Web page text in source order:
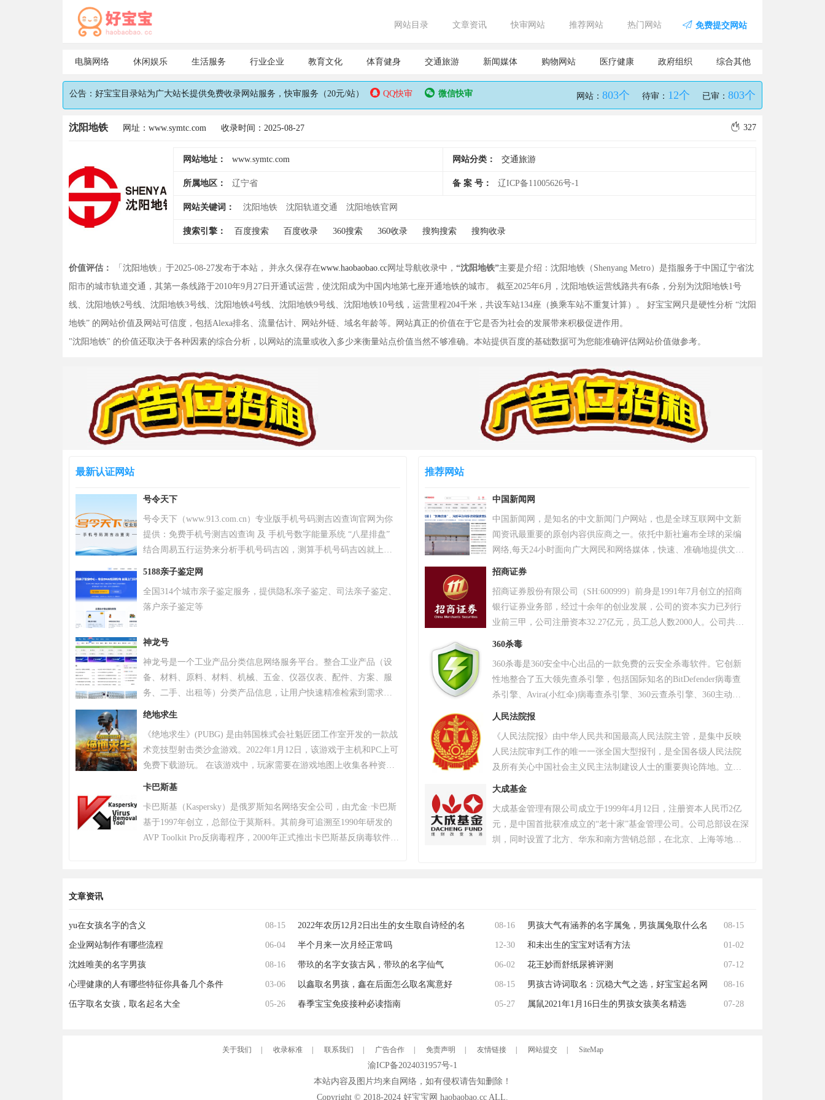
网站目录 文章资讯 快审网站 推荐网站 热门网站 免费提交网站
电脑网络 休闲娱乐 生活服务 行业企业 教育文化 体育健身 交通旅游 新闻媒体 购物网站 医疗健康 政府组织 综合其他
公告：好宝宝目录站为广大站长提供免费收录网站服务，快审服务（20元/站） QQ快审 微信快审 网站： 803个 待审： 12个 已审： 803个
沈阳地铁 网址：www.symtc.com 收录时间：2025-08-27 327
网站地址： www.symtc.com 网站分类： 交通旅游
所属地区： 辽宁省 备 案 号： 辽ICP备11005626号-1
网站关键词： 沈阳地铁 沈阳轨道交通 沈阳地铁官网
搜索引擎： 百度搜索 百度收录 360搜索 360收录 搜狗搜索 搜狗收录
价值评估： 「沈阳地铁」于2025-08-27发布于本站， 并永久保存在www.haobaobao.cc网址导航收录中， “沈阳地铁”主要是介绍：沈阳地铁（Shenyang Metro）是指服务于中国辽宁省沈
阳市的城市轨道交通，其第一条线路于2010年9月27日开通试运营，使沈阳成为中国内地第七座开通地铁的城市。 截至2025年6月，沈阳地铁运营线路共有6条，分别为沈阳地铁1号
线、沈阳地铁2号线、沈阳地铁3号线、沈阳地铁4号线、沈阳地铁9号线、沈阳地铁10号线，运营里程204千米，共设车站134座（换乘车站不重复计算）。 好宝宝网只是硬性分析 “沈阳
地铁” 的网站价值及网站可信度，包括Alexa排名、流量估计、网站外链、域名年龄等。网站真正的价值在于它是否为社会的发展带来积极促进作用。
"沈阳地铁" 的价值还取决于各种因素的综合分析，以网站的流量或收入多少来衡量站点价值当然不够准确。本站提供百度的基础数据可为您能准确评估网站价值做参考。
最新认证网站
号令天下
号令天下（www.913.com.cn）专业版手机号码测吉凶查询官网为你
提供：免费手机号测吉凶查询 及 手机号数字能量系统 “八星排盘”
结合周易五行运势来分析手机号码吉凶，测算手机号码吉凶就上号
令天下官网手机号码测吉凶查询系统，专业最新版、超准，靠谱！
5188亲子鉴定网
全国314个城市亲子鉴定服务，提供隐私亲子鉴定、司法亲子鉴定、
落户亲子鉴定等
神龙号
神龙号是一个工业产品分类信息网络服务平台。整合工业产品（设
备、材料、原料、材料、机械、五金、仪器仪表、配件、方案、服
务、二手、出租等）分类产品信息，让用户快速精准检索到需求产
品信息。同时设有产品排行 榜单、产品品牌、品牌排行、行业专
式宣传企业产品或服务，获得更多商机。
绝地求生
《绝地求生》(PUBG) 是由韩国株式会社魁匠团工作室开发的一款战
术竞技型射击类沙盒游戏。2022年1月12日，该游戏于主机和PC上可
免费下载游玩。 在该游戏中，玩家需要在游戏地图上收集各种资
源，并在不断缩小的安全区域内对抗其他玩家，让自己生存到最后
奖，且打破了7项吉尼斯纪录。 2018年8月9日，《绝地求生》官方宣
布，将开启“百日行动”，进行持续数月的自查运动，为玩家提供一个
更好的游戏体验；11月，有超过200万个账户被冻结。该游戏于2018
（绝地求生）游戏加入 2024沙特电竞世界杯。 2025年12月，入选
卡巴斯基
卡巴斯基（Kaspersky）是俄罗斯知名网络安全公司，由尤金·卡巴斯
基于1997年创立，总部位于莫斯科。其前身可追溯至1990年研发的
AVP Toolkit Pro反病毒程序，2000年正式推出卡巴斯基反病毒软件。
2024年6月遭全面封禁后宣布逐步退出美国市场。公司以“网络免疫”
为愿景，2019年品牌升级后聚焦全球化战略，在中国等重点市场保
持合作，曾中标中央政府采购项目并获2023年世界互联网大会科技
推荐网站
中国新闻网
中国新闻网，是知名的中文新闻门户网站，也是全球互联网中文新
闻资讯最重要的原创内容供应商之一。依托中新社遍布全球的采编
网络,每天24小时面向广大网民和网络媒体，快速、准确地提供文
字、图片、视频等多样化的资讯服务。在新闻报道方面，中新网动
量转载。
招商证券
招商证券股份有限公司（SH:600999）前身是1991年7月创立的招商
银行证券业务部，经过十余年的创业发展，公司的资本实力已列行
业前三甲，公司注册资本32.27亿元，员工总人数2000人。公司共设
有14个部门、在19个城市拥有营业网点31家证券营业部和1家证券服
部管理，成功地防范了各类大的金融风险，在十多年的时间里，形
成了稳健的经营风格，坚持以稳健取胜，在证券市场中赢得了良好
的信誉。公司的电子化技术一直领先，公司推出了支持网上交易的
证券专业网站--招商证券牛网,并获得国内首批网上证券交易资格，
2001年7月，公司推出了第一个多媒体客户服务中心--证券e号通。
2003年5月30日，中国证券业协会授予公司从事代办股份转让主办券
商业务资格。
360杀毒
360杀毒是360安全中心出品的一款免费的云安全杀毒软件。它创新
性地整合了五大领先查杀引擎，包括国际知名的BitDefender病毒查
杀引擎、Avira(小红伞)病毒查杀引擎、360云查杀引擎、360主动防
御引擎以及360第二代QVM人工智能引擎。 360杀毒具有查杀率高、
描，快速、全面地诊断系统安全状况和健康程度，并进行精准修
复，带来安全、专业、有效、新颖的查杀防护体验。其防杀病毒能
力得到多个国际权威安全软件评测机构认可，荣获多项国际权威认
证。据艾瑞咨询数据显示，360杀毒月度用户量已突破3.7亿，一直稳
居安全查杀软件市场份额头名。
人民法院报
《人民法院报》由中华人民共和国最高人民法院主管，是集中反映
人民法院审判工作的唯一一张全国大型报刊，是全国各级人民法院
及所有关心中国社会主义民主法制建设人士的重要舆论阵地。立足
法院，面向社会，融党性、法律性、知识性、群众性于一体，导向
露，已成为公民法人的法律顾问，政法干警的良师益友。
大成基金
大成基金管理有限公司成立于1999年4月12日，注册资本人民币2亿
元，是中国首批获准成立的“老十家”基金管理公司。公司总部设在深
圳，同时设置了北方、华东和南方营销总部，在北京、上海等地开
文章资讯
yu在女孩名字的含义 08-15 2022年农历12月2日出生的女生取自诗经的名
字，唯美的虎年女孩名字
08-16 男孩大气有涵养的名字属兔，男孩属兔取什么名
字吉利
08-15
企业网站制作有哪些流程 06-04 半个月来一次月经正常吗 12-30 和未出生的宝宝对话有方法 01-02
沈姓唯美的名字男孩 08-16 带玖的名字女孩古风，带玖的名字仙气 06-02 花王妙而舒纸尿裤评测 07-12
心理健康的人有哪些特征你具备几个条件 03-06 以鑫取名男孩，鑫在后面怎么取名寓意好 08-15 男孩古诗词取名：沉稳大气之选，好宝宝起名网
精选推荐
08-16
伍字取名女孩，取名起名大全 05-26 春季宝宝免疫接种必读指南 05-27 属鼠2021年1月16日生的男孩女孩美名精选 07-28
关于我们 收录标准 联系我们 广告合作 免责声明 友情链接 网站提交 SiteMap
渝ICP备2024031957号-1
本站内容及图片均来自网络，如有侵权请告知删除！
Copyright © 2018-2024 好宝宝网 haobaobao.cc ALL.